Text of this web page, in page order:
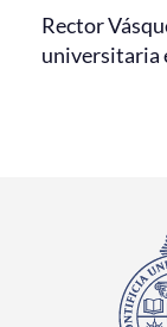
Rector
universitaria